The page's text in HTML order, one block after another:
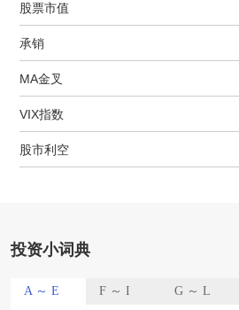
股票市值
承销
MA金叉
VIX指数
股市利空
投资小词典
A ～ E F ～ I G ～ L